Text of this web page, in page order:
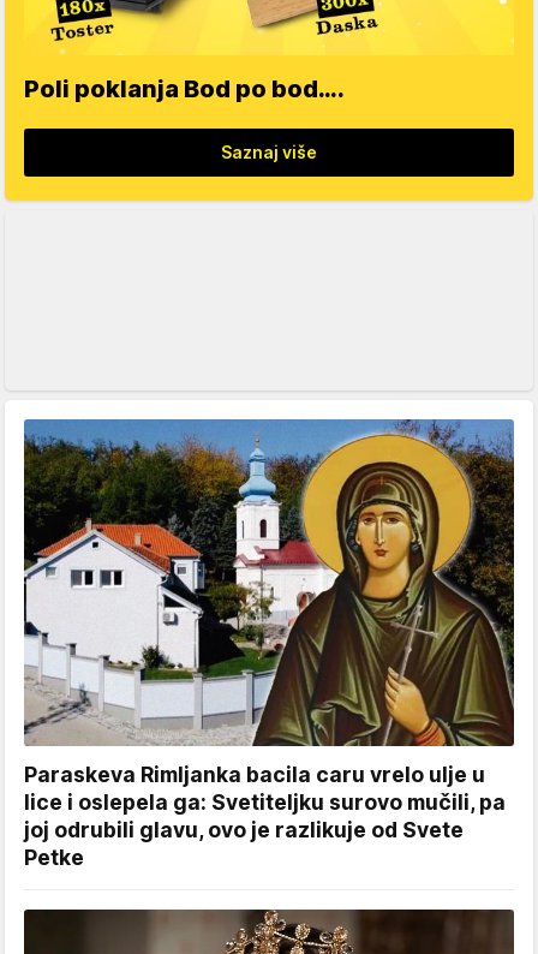
Poli poklanja Bod po bod….
Saznaj više
Paraskeva Rimljanka bacila caru vrelo ulje u
lice i oslepela ga: Svetiteljku surovo mučili, pa
joj odrubili glavu, ovo je razlikuje od Svete
Petke